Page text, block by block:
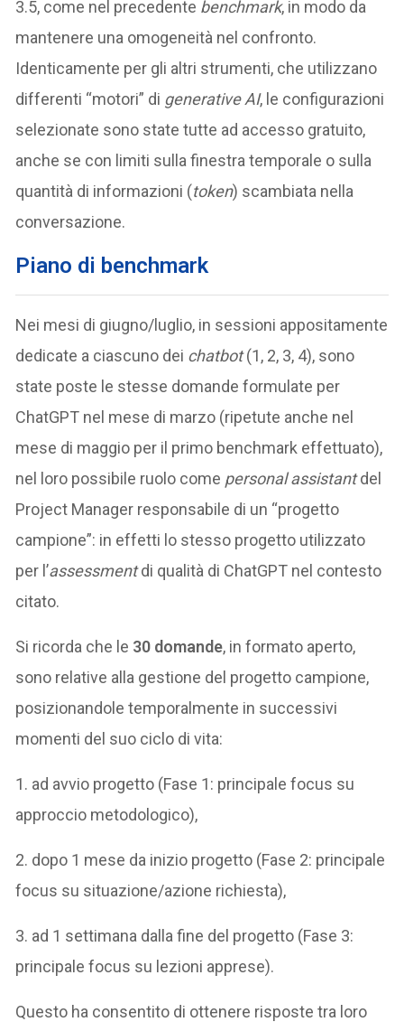
3.5, come nel precedente benchmark, in modo da
mantenere una omogeneità nel confronto.
Identicamente per gli altri strumenti, che utilizzano
differenti “motori” di generative AI, le configurazioni
selezionate sono state tutte ad accesso gratuito,
anche se con limiti sulla finestra temporale o sulla
quantità di informazioni (token) scambiata nella
conversazione.
Piano di benchmark
Nei mesi di giugno/luglio, in sessioni appositamente
dedicate a ciascuno dei chatbot(1, 2, 3, 4), sono
state poste le stesse domande formulate per
ChatGPT nel mese di marzo (ripetute anche nel
mese di maggio per il primo benchmark effettuato),
nel loro possibile ruolo come personal assistantdel
Project Manager responsabile di un “progetto
campione”: in effetti lo stesso progetto utilizzato
per l’assessmentdi qualità di ChatGPT nel contesto
citato.
Si ricorda che le 30 domande, in formato aperto,
sono relative alla gestione del progetto campione,
posizionandole temporalmente in successivi
momenti del suo ciclo di vita:
1. ad avvio progetto (Fase 1: principale focus su
approccio metodologico),
2. dopo 1 mese da inizio progetto (Fase 2: principale
focus su situazione/azione richiesta),
3. ad 1 settimana dalla fine del progetto (Fase 3:
principale focus su lezioni apprese).
Questo ha consentito di ottenere risposte tra loro